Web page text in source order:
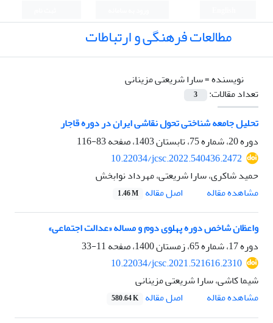
مطالعات فرهنگی و ارتباطات
نویسنده =سارا شریعتی مزینانی
تعداد مقالات:
3
تحلیل جامعه شناختی تحول نقاشی ایران در دوره قاجار
دوره 20، شماره 75، تابستان 1403، صفحه
83-116
10.22034/jcsc.2022.540436.2472
حمید شاکری، سارا شریعتی، مهرداد نوابخش
مشاهده مقاله
اصل مقاله 1.46 M
واعظان شاخص دوره پهلوی دوم و مساله «عدالت اجتماعی»
دوره 17، شماره 65، زمستان 1400، صفحه
11-33
10.22034/jcsc.2021.521616.2310
شیما کاشی، سارا شریعتی مزینانی
مشاهده مقاله
اصل مقاله 580.64 K